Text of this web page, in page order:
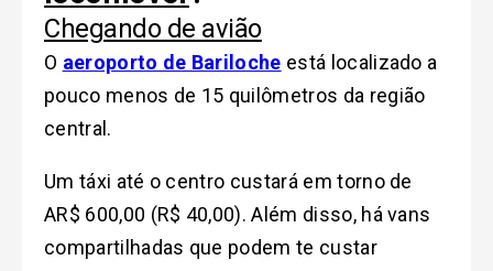
Chegando de avião
O aeroporto de Bariloche está localizado a
pouco menos de 15 quilômetros da região
central.
Um táxi até o centro custará em torno de
AR$ 600,00 (R$ 40,00). Além disso, há vans
compartilhadas que podem te custar